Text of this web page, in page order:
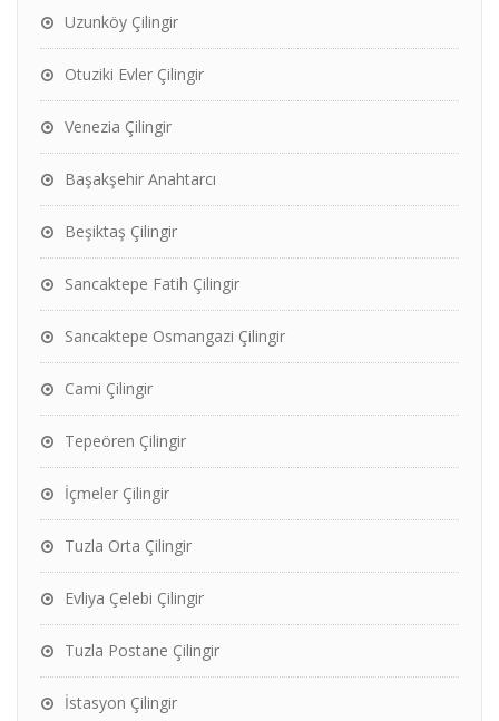
Uzunköy Çilingir
Otuziki Evler Çilingir
Venezia Çilingir
Başakşehir Anahtarcı
Beşiktaş Çilingir
Sancaktepe Fatih Çilingir
Sancaktepe Osmangazi Çilingir
Cami Çilingir
Tepeören Çilingir
İçmeler Çilingir
Tuzla Orta Çilingir
Evliya Çelebi Çilingir
Tuzla Postane Çilingir
İstasyon Çilingir